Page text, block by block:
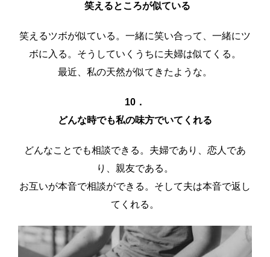
笑えるところが似ている
笑えるツボが似ている。一緒に笑い合って、一緒にツ
ボに入る。そうしていくうちに夫婦は似てくる。
最近、私の天然が似てきたような。
10．
どんな時でも私の味方でいてくれる
どんなことでも相談できる。夫婦であり、恋人であ
り、親友である。
お互いが本音で相談ができる。そして夫は本音で返し
てくれる。